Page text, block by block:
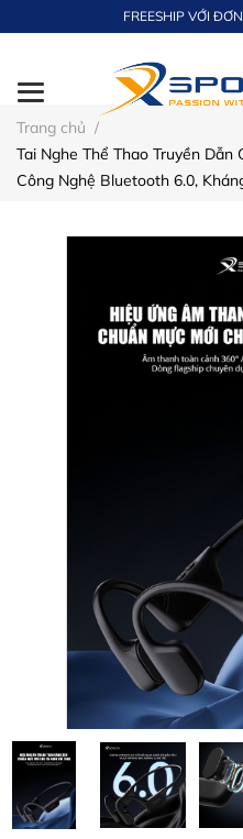
FREESHIP VỚI
Trang chủ /
Tai Nghe Thể Thao Truyền
Công Nghệ Bluetooth 6.0,